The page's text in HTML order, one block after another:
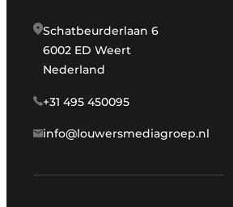
Schatbeurderlaan 6
6002 ED Weert
Nederland
+31 495 450095
info@louwersmediagroep.nl